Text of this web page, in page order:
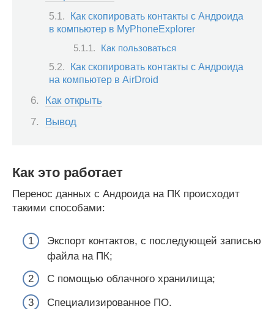
Как скопировать контакты с Андроида
в компьютер в MyPhoneExplorer
Как пользоваться
Как скопировать контакты с Андроида
на компьютер в AirDroid
Как открыть
Вывод
Как это работает
Перенос данных с Андроида на ПК происходит
такими способами:
Экспорт контактов, с последующей записью
файла на ПК;
С помощью облачного хранилища;
Специализированное ПО.